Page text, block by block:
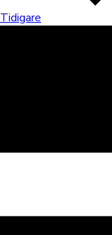
Tidigare